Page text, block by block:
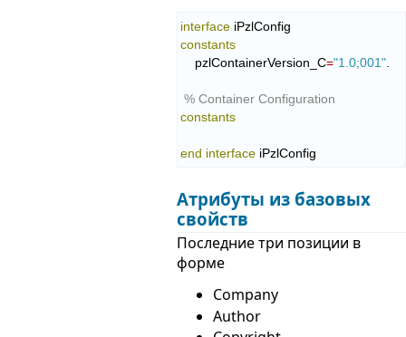
interface
constants
    pzlContainerVersion_C
="1.0;001".
% Container Configuration
constants
end interface iPzlConfig
Атрибуты из базовых
свойств
Последние три позиции в
форме
Company
Author